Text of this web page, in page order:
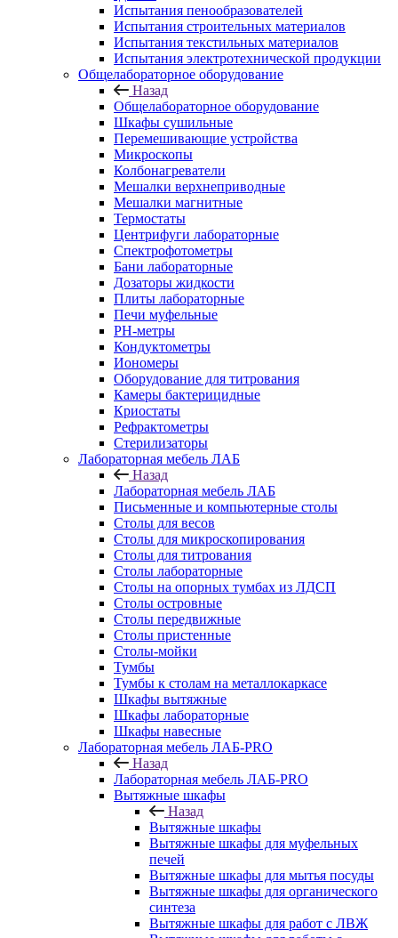
Испытания пенообразователей
Испытания строительных материалов
Испытания текстильных материалов
Испытания электротехнической продукции
Общелабораторное оборудование
Назад
Общелабораторное оборудование
Шкафы сушильные
Перемешивающие устройства
Микроскопы
Колбонагреватели
Мешалки верхнеприводные
Мешалки магнитные
Термостаты
Центрифуги лабораторные
Спектрофотометры
Бани лабораторные
Дозаторы жидкости
Плиты лабораторные
Печи муфельные
РН-метры
Кондуктометры
Иономеры
Оборудование для титрования
Камеры бактерицидные
Криостаты
Рефрактометры
Стерилизаторы
Лабораторная мебель ЛАБ
Назад
Лабораторная мебель ЛАБ
Письменные и компьютерные столы
Столы для весов
Столы для микроскопирования
Столы для титрования
Столы лабораторные
Столы на опорных тумбах из ЛДСП
Столы островные
Столы передвижные
Столы пристенные
Столы-мойки
Тумбы
Тумбы к столам на металлокаркасе
Шкафы вытяжные
Шкафы лабораторные
Шкафы навесные
Лабораторная мебель ЛАБ-PRO
Назад
Лабораторная мебель ЛАБ-PRO
Вытяжные шкафы
Назад
Вытяжные шкафы
Вытяжные шкафы для муфельных
печей
Вытяжные шкафы для мытья посуды
Вытяжные шкафы для органического
синтеза
Вытяжные шкафы для работ с ЛВЖ